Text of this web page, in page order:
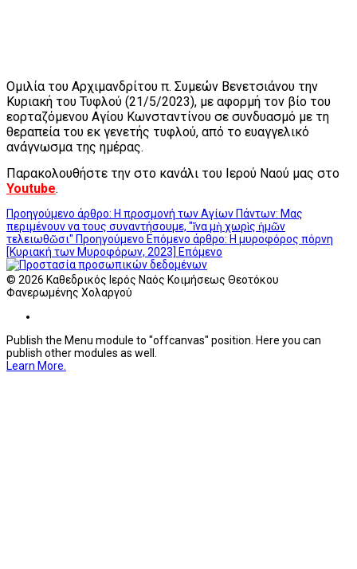
Ομιλία του Αρχιμανδρίτου π. Συμεών Βενετσιάνου την
Κυριακή του Τυφλού (21/5/2023), με αφορμή τον βίο του
εορταζόμενου Αγίου Κωνσταντίνου σε συνδυασμό με τη
θεραπεία του εκ γενετής τυφλού, από το ευαγγελικό
ανάγνωσμα της ημέρας.
Παρακολουθήστε την στο κανάλι του Ιερού Ναού μας στο
Youtube.
Προηγούμενο άρθρο: Η προσμονή των Αγίων Πάντων: Μας
περιμένουν να τους συναντήσουμε, "ἵνα μὴ χωρὶς ἡμῶν
τελειωθῶσι" Προηγούμενο Επόμενο άρθρο: Η μυροφόρος πόρνη
[Κυριακή των Μυροφόρων, 2023] Επόμενο
© 2026 Καθεδρικός Ιερός Ναός Κοιμήσεως Θεοτόκου
Φανερωμένης Χολαργού
Publish the Menu module to "offcanvas" position. Here you can
publish other modules as well.
Learn More.